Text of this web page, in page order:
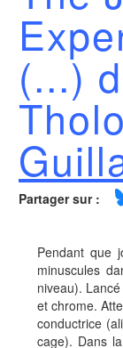
(...)
Partager sur :
Pendant que
minuscules
niveau).
et chrome.
conductrice
cage). Dans